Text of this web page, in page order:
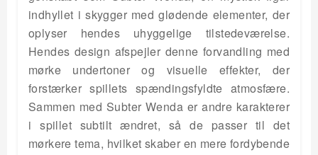
indhyllet i skygger med glødende elementer, der
oplyser hendes uhyggelige tilstedeværelse.
Hendes design afspejler denne forvandling med
mørke undertoner og visuelle effekter, der
forstærker spillets spændingsfyldte atmosfære.
Sammen med Subter Wenda er andre karakterer
i spillet subtilt ændret, så de passer til det
mørkere tema, hvilket skaber en mere fordybende